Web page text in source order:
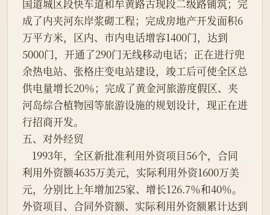
国道城区段快车道和牟黄路古现段二级路铺筑；完
成了内夹河东岸浆砌工程；完成房地产开发面积6
万平方米，区内、市内电话增容1400门，达到
5000门，开通了290门无线移动电话；正在进行兜
余热电站、张格庄变电站建设，竣工后可使全区总
供电量增长20％；完成了黄金河旅游度假区、夹
河岛综合植物园等旅游设施的规划设计，现正在进
行招商开发。
五、对外经贸
利用外资额4635万美元，实际利用外资1600万美
元，分别比上年增加25家、增长126.7％和40％。
外资项目、合同外资额、实际利用外资额累计达到